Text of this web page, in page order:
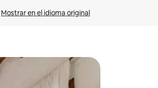
Mostrar en el idioma original